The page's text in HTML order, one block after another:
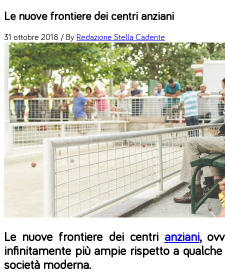
Le nuove frontiere dei centri anziani
31 ottobre 2018 / By Redazione Stella Cadente
Le nuove frontiere dei centri anziani,
infinitamente più ampie rispetto a
società moderna.